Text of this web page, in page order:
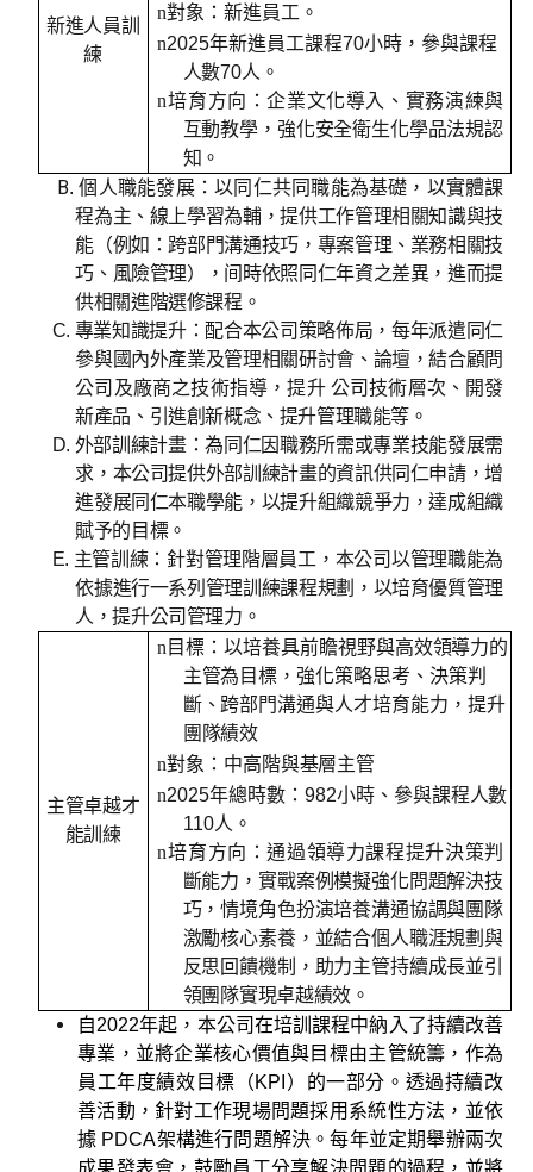
新進人員訓
練
n對象：新進員工 。
n2025年新進員工課程70小時， 參與課程
人數70人。
n培育方向：企業文化導入、實務演練與
互動教學，強化安全衛生化學品法規認
知 。
B. 個人職能發展：以同仁共同職能為基礎，以實體課
程為主、線上學習為輔，提供工作管理相關知識與技
能（例如：跨部門溝通技巧，專案管理、業務相關技
巧、風險管理），间時依照同仁年資之差異，進而提
供相關進階選修課程。
C. 專業知識提升：配合本公司策略佈局，每年派遣同仁
參與國內外產業及管理相關研討會、論壇，結合顧問
公司及廠商之技術指導，提升 公司技術層次、開發
新產品、引進創新概念、提升管理職能等。
D. 外部訓練計畫：為同仁因職務所需或專業技能發展需
求，本公司提供外部訓練計畫的資訊供同仁申請，增
進發展同仁本職學能，以提升組織競爭力，達成組織
賦予的目標。
E. 主管訓練：針對管理階層員工，本公司以管理職能為
依據進行一系列管理訓練課程規劃，以培育優質管理
人，提升公司管理力。
主管卓越才
能訓練
n 目標：以培養具前瞻視野與高效領導力的
主管為目標，強化策略思考、決策判
斷、跨部門溝通與人才培育能力，提升
團隊績效
n對象：中高階與基層主管
n2025年總時數：982小時、參與課程人數
110人 。
n培育方向：通過領導力課程提升決策判
斷能力，實戰案例模擬強化問題解決技
巧，情境角色扮演培養溝通協調與團隊
激勵核心素養，並結合個人職涯規劃與
反思回饋機制，助力主管持續成長並引
領團隊實現卓越績效。
自2022年起，本公司在培訓課程中納入了持續改善
專業，並將企業核心價值與目標由主管統籌，作為
員工年度績效目標（KPI ）的一部分。透過持續改
善活動，針對工作現場問題採用系統性方法，並依
據 PDCA架構進行問題解決。每年並定期舉辦兩次
成果發表會，鼓勵員工分享解決問題的過程，並將